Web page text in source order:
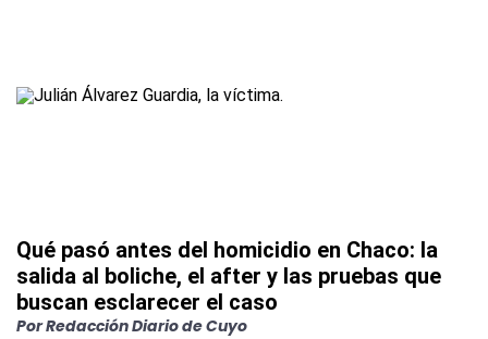
Qué pasó antes del homicidio en Chaco: la
salida al boliche, el after y las pruebas que
buscan esclarecer el caso
PorRedacción Diario de Cuyo